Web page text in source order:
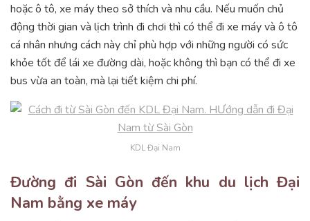
hoặc ô tô, xe máy theo sở thích và nhu cầu. Nếu muốn chủ
động thời gian và lịch trình đi chơi thì có thể đi xe máy và ô tô
cá nhân nhưng cách này chỉ phù hợp với những người có sức
khỏe tốt để lái xe đường dài, hoặc không thì bạn có thể đi xe
bus vừa an toàn, mà lại tiết kiệm chi phí.
KDL Đại Nam
Đường đi Sài Gòn đến khu du lịch Đại
Nam bằng xe máy